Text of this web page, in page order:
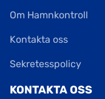
Om Hamnkontroll
Kontakta oss
Sekretesspolicy
KONTAKTA OSS